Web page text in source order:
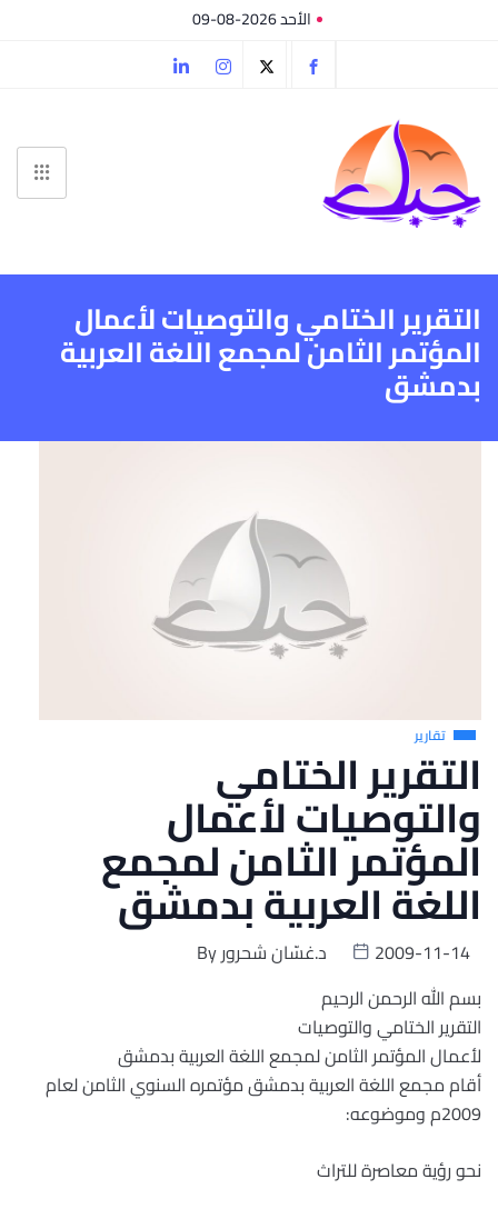
الأحد 2026-08-09
التقرير الختامي والتوصيات لأعمال
المؤتمر الثامن لمجمع اللغة العربية
بدمشق
تقارير
التقرير الختامي
والتوصيات لأعمال
المؤتمر الثامن لمجمع
اللغة العربية بدمشق
Byد.غسّان شحرور
2009-11-14
بسم الله الرحمن الرحيم
التقرير الختامي والتوصيات
لأعمال المؤتمر الثامن لمجمع اللغة العربية بدمشق
أقام مجمع اللغة العربية بدمشق مؤتمره السنوي الثامن لعام
2009م وموضوعه:
نحو رؤية معاصرة للتراث